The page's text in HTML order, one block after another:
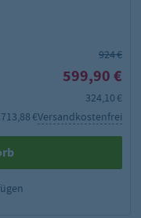
924 €
599,90 €
324,10 €
713,88 €Versandkostenfrei